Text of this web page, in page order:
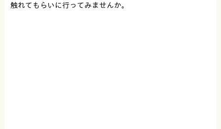
触れてもらいに行ってみませんか。